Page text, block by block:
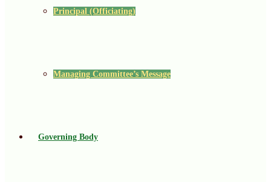
Principal (Officiating)
Managing Committee’s Message
Governing Body